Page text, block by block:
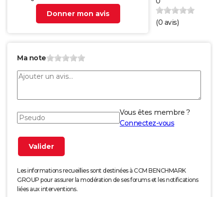
Donner mon avis
(0 avis)
Ma note
Vous êtes membre ?
Connectez-vous
Les informations recueillies sont destinées à CCM BENCHMARK
GROUP pour assurer la modération de ses forums et les notifications
liées aux interventions.